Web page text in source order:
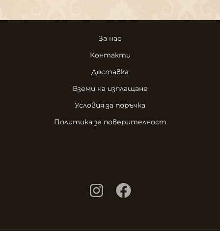
За нас
Контакти
Доставка
Вземи на изплащане
Условия за поръчка
Политика за поверителност